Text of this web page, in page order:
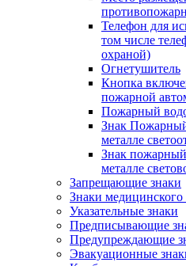
Телефон для
том числе
охраной)
Огнетушитель
Кнопка
пожарной
Пожарный
Знак
металле
Знак
металле
Запрещающие знаки
Знаки медицинского
Указательные знаки
Предписывающие
Предупреждающие
Эвакуационные